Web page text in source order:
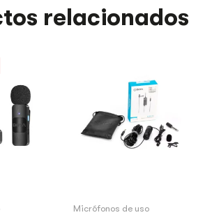
relacionados
Micrófonos de uso